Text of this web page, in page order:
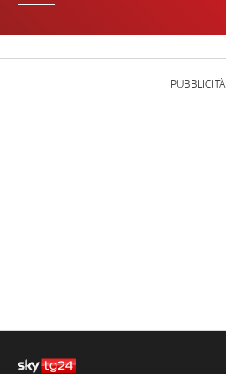
PUBBLICITÀ